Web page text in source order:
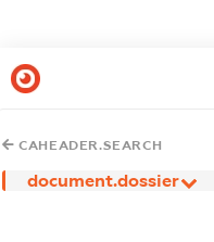
CAHEADER.SEARCH
document.dossier